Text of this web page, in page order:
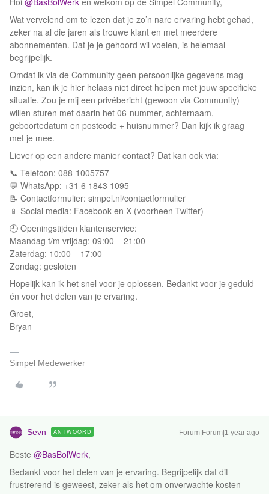
Wat vervelend om te lezen dat je zo’n nare ervaring hebt gehad,
zeker na al die jaren als trouwe klant en met meerdere
abonnementen. Dat je je gehoord wil voelen, is helemaal
begrijpelijk.
Omdat ik via de Community geen persoonlijke gegevens mag
inzien, kan ik je hier helaas niet direct helpen met jouw specifieke
situatie. Zou je mij een privébericht (gewoon via Community)
willen sturen met daarin het 06-nummer, achternaam,
geboortedatum en postcode + huisnummer? Dan kijk ik graag
met je mee.
Liever op een andere manier contact? Dat kan ook via:
📞 Telefoon: 088-1005757
💬 WhatsApp: +31 6 1843 1095
📝 Contactformulier: simpel.nl/contactformulier
📱 Social media: Facebook en X (voorheen Twitter)
🕘 Openingstijden klantenservice:
Maandag t/m vrijdag: 09:00 – 21:00
Zaterdag: 10:00 – 17:00
Zondag: gesloten
Hopelijk kan ik het snel voor je oplossen. Bedankt voor je geduld
én voor het delen van je ervaring.
Groet,
Bryan
Simpel Medewerker
Sevn ANTWOORD Forum|Forum|1 year ago
Beste ​ @BasBolWerk,
Bedankt voor het delen van je ervaring. Begrijpelijk dat dit
frustrerend is geweest, zeker als het om onverwachte kosten